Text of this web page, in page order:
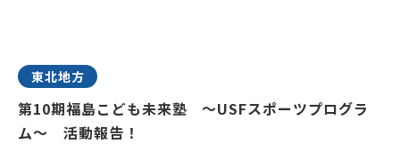
東北地方
第10期福島こども未来塾 ～USFスポーツプログラ
ム～ 活動報告！